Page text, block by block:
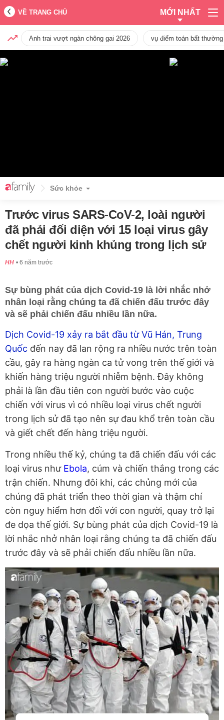
VỀ TRANG CHỦ MỚI NHẤT
Anh trai vượt ngàn chông gai 2026 vụ điểm toán bất
Sức khỏe
Trước virus SARS-CoV-2, loài người
đã phải đối diện với 15 loại virus gây
chết người kinh khủng trong lịch sử
HH 6 năm trước
Sự bùng phát của dịch Covid-19 là lời nhắc nhở
nhân loại rằng chúng ta đã chiến đấu trước đây
và sẽ phải chiến đấu nhiều lần nữa.
Dịch Covid-19 xảy ra bắt đầu từ Vũ Hán, Trung
Quốc đến nay đã lan rộng ra nhiều nước trên toàn
cầu, gây ra hàng ngàn ca tử vong trên thế giới và
khiến hàng triệu người nhiễm bệnh. Đây không
phải là lần đầu tiên con người bước vào cuộc
chiến với virus vì có nhiều loại virus chết người
trong lịch sử đã tạo nên sự đau khổ trên toàn cầu
và giết chết đến hàng triệu người.
Trong nhiều thế kỷ, chúng ta đã chiến đấu với các
loại virus như Ebola, cúm và chiến thắng trong các
trận chiến. Nhưng đôi khi, các chủng mới của
chúng đã phát triển theo thời gian và thậm chí
còn nguy hiểm hơn đối với con người, quay trở lại
đe dọa thế giới. Sự bùng phát của dịch Covid-19 là
lời nhắc nhở nhân loại rằng chúng ta đã chiến đấu
trước đây và sẽ phải chiến đấu nhiều lần nữa.